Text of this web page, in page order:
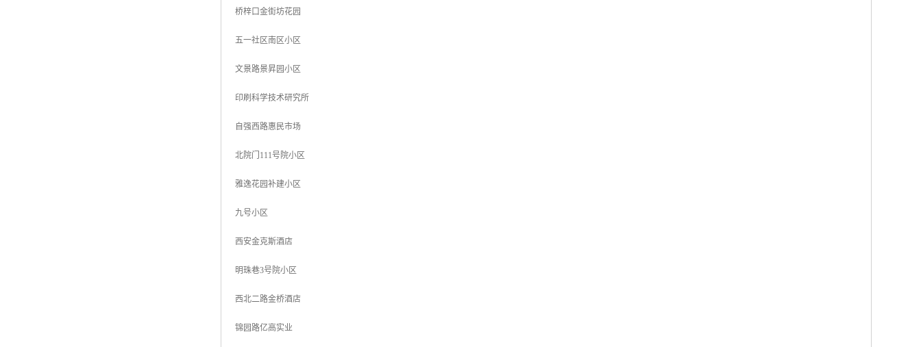
桥梓口金街坊花园
五一社区南区小区
文景路景昇园小区
印刷科学技术研究所
自强西路惠民市场
北院门111号院小区
雅逸花园补建小区
九号小区
西安金克斯酒店
明珠巷3号院小区
西北二路金桥酒店
锦园路亿高实业